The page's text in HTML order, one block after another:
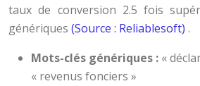
taux de conversion 2.5 fois
génériques (Source : Reliablesoft) .
Mots-clés génériques : «
« revenus fonciers »